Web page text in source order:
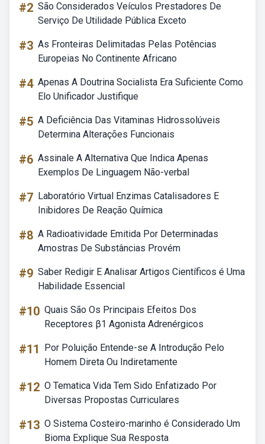
#2 São Considerados Veículos Prestadores De
Serviço De Utilidade Pública Exceto
#3 As Fronteiras Delimitadas Pelas Potências
Europeias No Continente Africano
#4 Apenas A Doutrina Socialista Era Suficiente Como
Elo Unificador Justifique
#5 A Deficiência Das Vitaminas Hidrossolúveis
Determina Alterações Funcionais
#6 Assinale A Alternativa Que Indica Apenas
Exemplos De Linguagem Não-verbal
#7 Laboratório Virtual Enzimas Catalisadores E
Inibidores De Reação Química
#8 A Radioatividade Emitida Por Determinadas
Amostras De Substâncias Provém
#9 Saber Redigir E Analisar Artigos Científicos é Uma
Habilidade Essencial
#10 Quais São Os Principais Efeitos Dos
Receptores β1 Agonista Adrenérgicos
#11
Por Poluição Entende-se A Introdução Pelo
Homem Direta Ou Indiretamente
#12 O Tematica Vida Tem Sido Enfatizado Por
Diversas Propostas Curriculares
#13 O Sistema Costeiro-marinho é Considerado Um
Bioma Explique Sua Resposta